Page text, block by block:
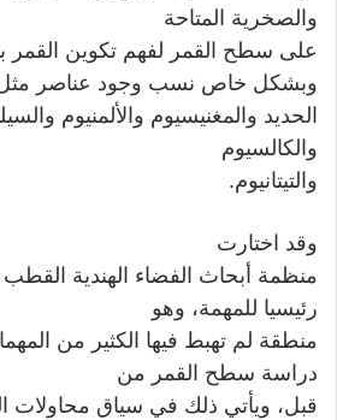
والصخرية المتاحة
على سطح القمر لفهم تكوين
وبشكل خاص نسب وجود عناصر
الحديد والمغنيسيوم والألمنيوم
والكالسيوم
والتيتانيوم.
وقد اختارت
منظمة أبحاث الفضاء الهندية القطب
رئيسيا للمهمة، وهو
منطقة لم تهبط فيها الكثير من
دراسة سطح القمر من
قبل، ويأتي ذلك في سياق محاولات